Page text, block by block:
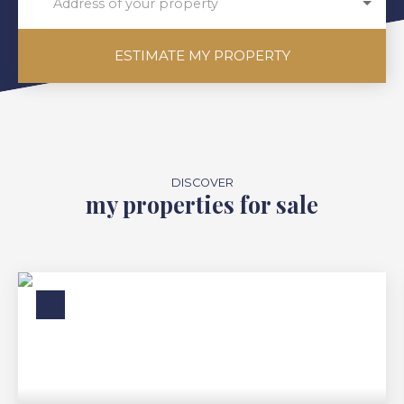
ESTIMATE MY PROPERTY
DISCOVER
my properties for sale